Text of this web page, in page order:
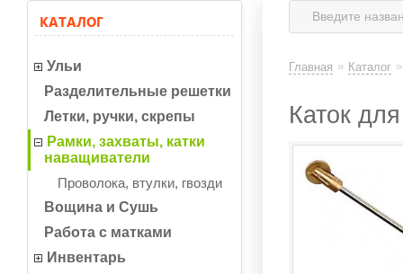
КАТАЛОГ
Ульи
Разделительные решетки
Летки, ручки, скрепы
Рамки, захваты, катки
наващиватели
Проволока, втулки, гвозди
Вощина и Сушь
Работа с матками
Инвентарь
Главная » Каталог »
Каток